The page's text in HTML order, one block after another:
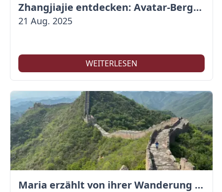
Zhangjiajie entdecken: Avatar-Berge & Altstadt von Fenghuang
21 Aug. 2025
WEITERLESEN
Maria erzählt von ihrer Wanderung auf der Großen Mauer